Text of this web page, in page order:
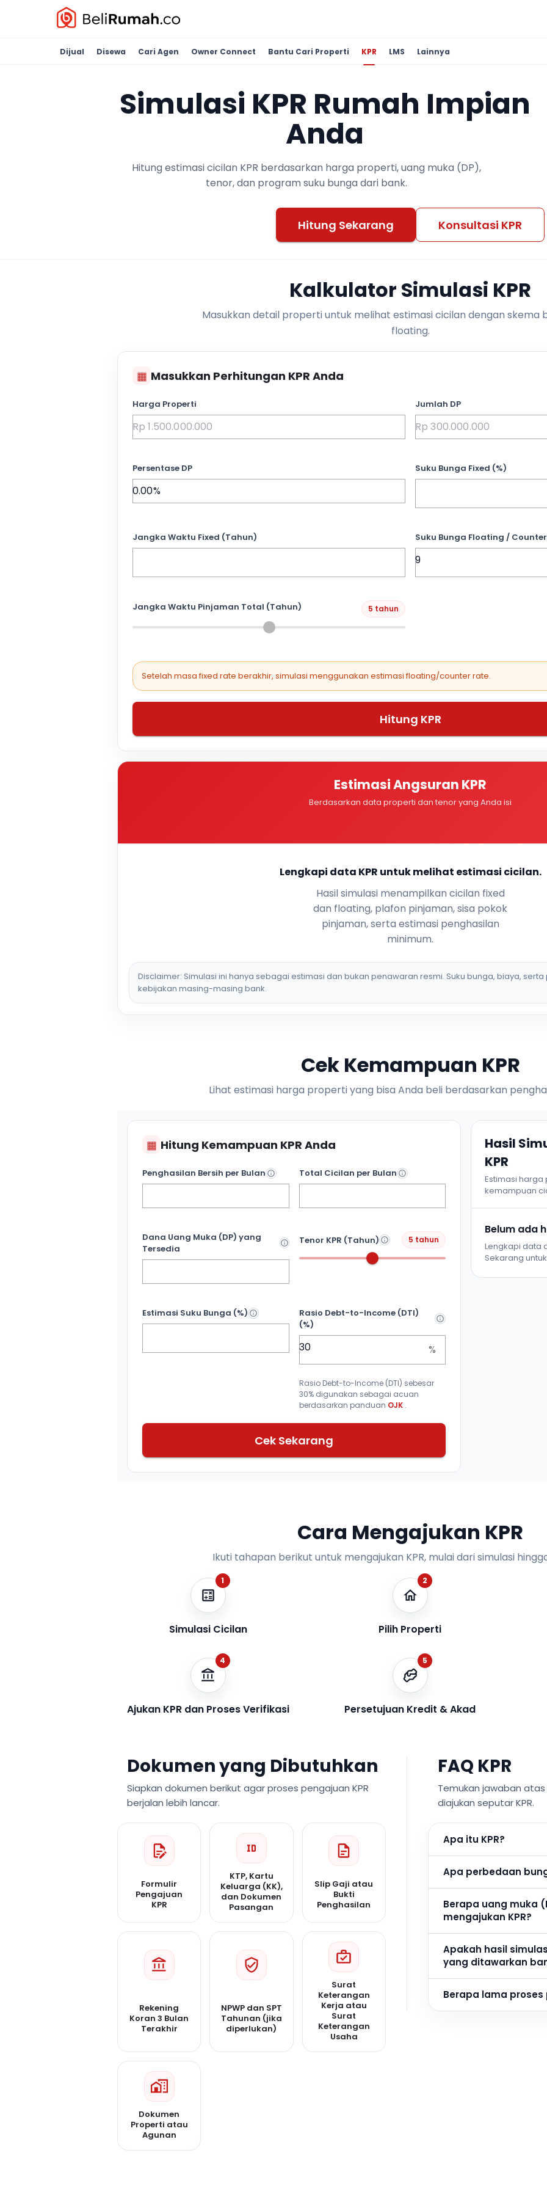
Dijual Disewa Cari Agen Owner Connect Bantu Cari Properti KPR LMS Lainnya
Simulasi KPR Rumah Impian
Anda
Hitung estimasi cicilan KPR berdasarkan harga properti, uang muka (DP),
tenor, dan program suku bunga dari bank.
Hitung Sekarang Konsultasi KPR
Kalkulator Simulasi KPR
Masukkan detail properti untuk melihat estimasi cicilan dengan skema
floating.
▦ Masukkan Perhitungan KPR Anda
Harga Properti Jumlah DP
Persentase DP Suku Bunga Fixed (%)
Jangka Waktu Fixed (Tahun) Suku Bunga Floating /
Jangka Waktu Pinjaman Total (Tahun) 5 tahun
Setelah masa fixed rate berakhir, simulasi menggunakan estimasi floating/counter rate.
Hitung KPR
Estimasi Angsuran KPR
Berdasarkan data properti dan tenor yang Anda isi
Lengkapi data KPR untuk melihat estimasi cicilan.
Hasil simulasi menampilkan cicilan fixed
dan floating, plafon pinjaman, sisa pokok
pinjaman, serta estimasi penghasilan
minimum.
Disclaimer: Simulasi ini hanya sebagai estimasi dan bukan penawaran resmi. Suku bunga, biaya,
kebijakan masing-masing bank.
Cek Kemampuan KPR
Lihat estimasi harga properti yang bisa Anda beli berdasarkan
▦ Hitung Kemampuan KPR Anda
Penghasilan Bersih per Bulan Total Cicilan per Bulan
Dana Uang Muka (DP) yang
Tersedia
Tenor KPR (Tahun) 5 tahun
Estimasi Suku Bunga (%)
Rasio Debt-to-Income (DTI)
(%)
%
Rasio Debt-to-Income (DTI) sebesar
30% digunakan sebagai acuan
berdasarkan panduan OJK .
Cek Sekarang
Hasil
KPR
Estimasi
kemampuan
Belum ada
Lengkapi data
Sekarang
Cara Mengajukan KPR
Ikuti tahapan berikut untuk mengajukan KPR, mulai dari simulasi
1
Simulasi Cicilan
2
Pilih Properti
4
Ajukan KPR dan Proses Verifikasi
5
Persetujuan Kredit & Akad
Dokumen yang Dibutuhkan
Siapkan dokumen berikut agar proses pengajuan KPR
berjalan lebih lancar.
Formulir
Pengajuan
KPR
KTP, Kartu
Keluarga (KK),
dan Dokumen
Pasangan
Slip Gaji atau
Bukti
Penghasilan
Rekening
Koran 3 Bulan
Terakhir
NPWP dan SPT
Tahunan (jika
diperlukan)
Surat
Keterangan
Kerja atau
Surat
Keterangan
Usaha
Dokumen
Properti atau
Agunan
FAQ KPR
Temukan jawaban
diajukan seputar KPR.
Apa itu KPR?
Apa perbedaan
Berapa uang muka
mengajukan KPR?
Apakah hasil
yang ditawarkan
Berapa lama proses